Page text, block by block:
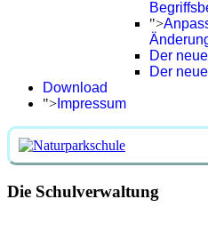
">
Der
Der
Download
"> Impressum
Die Schulverwaltung